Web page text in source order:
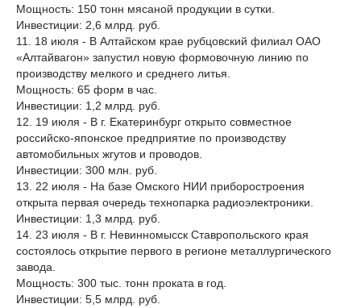
Мощность: 150 тонн мясаной продукции в сутки.
Инвестиции: 2,6 млрд. руб.
11. 18 июля - В Алтайском крае рубцовский филиал ОАО
«Алтайвагон» запустил новую формовочную линию по
производству мелкого и среднего литья.
Мощность: 65 форм в час.
Инвестиции: 1,2 млрд. руб.
12. 19 июля - В г. Екатеринбург открыто совместное
российско-японское предприятие по производству
автомобильных жгутов и проводов.
Инвестиции: 300 млн. руб.
13. 22 июля - На базе Омского НИИ приборостроения
открыта первая очередь технопарка радиоэлектроники.
Инвестиции: 1,3 млрд. руб.
14. 23 июля - В г. Невинномысск Ставропольского края
состоялось открытие первого в регионе металлургического
завода.
Мощность: 300 тыс. тонн проката в год.
Инвестиции: 5,5 млрд. руб.